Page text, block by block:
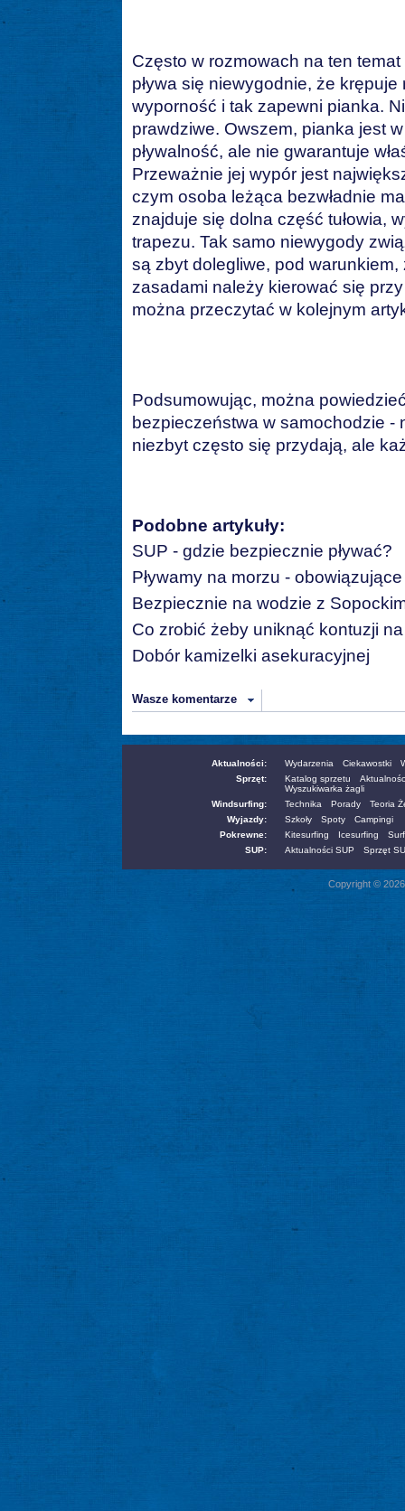
Często w rozmowach na ten
pływa się niewygodnie, że
wyporność i tak zapewni pianka.
prawdziwe. Owszem, pianka jest
pływalność, ale nie gwarantuje
Przeważnie jej wypór jest
czym osoba leżąca bezwładnie
znajduje się dolna część tułowia,
trapezu. Tak samo niewygody
są zbyt dolegliwe, pod
zasadami należy kierować się
można przeczytać w kolejnym
Podsumowując, można
bezpieczeństwa w samochodzie -
niezbyt często się przydają, ale
Podobne artykuły:
SUP - gdzie bezpiecznie pływać?
Pływamy na morzu -
Bezpiecznie na wodzie z
Co zrobić żeby uniknąć kontuzji
Dobór kamizelki asekuracyjnej
Wasze komentarze
Aktualności: Wydarzenia Ciekawostki
Sprzęt:
Katalog sprzetu
Wyszukiwarka żagli
Windsurfing:
Technika Porady
Teoria
Wyjazdy:
Szkoły Spoty
Campingi
Pokrewne:
Kitesurfing Icesurfing
SUP:
Aktualności SUP Sprzęt
Copyright ©